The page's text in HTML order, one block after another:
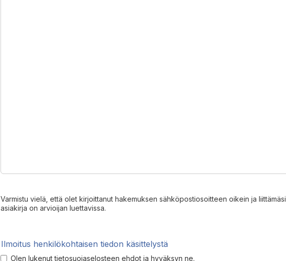
Varmistu vielä, että olet kirjoittanut hakemuksen sähköpostiosoitteen oikein ja liittämäsi
asiakirja on arvioijan luettavissa.
Ilmoitus henkilökohtaisen tiedon käsittelystä
Olen lukenut tietosuojaselosteen ehdot ja hyväksyn ne.